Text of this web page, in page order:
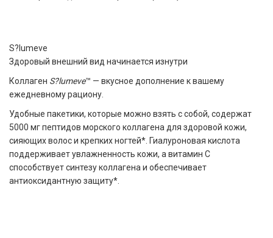
S?lumeve
Здоровый внешний вид начинается изнутри
Коллаген S?lumeve™ — вкусное дополнение к вашему
ежедневному рациону.
Удобные пакетики, которые можно взять с собой, содержат
5000 мг пептидов морского коллагена для здоровой кожи,
сияющих волос и крепких ногтей*. Гиалуроновая кислота
поддерживает увлажненность кожи, а витамин С
способствует синтезу коллагена и обеспечивает
антиоксидантную защиту*.